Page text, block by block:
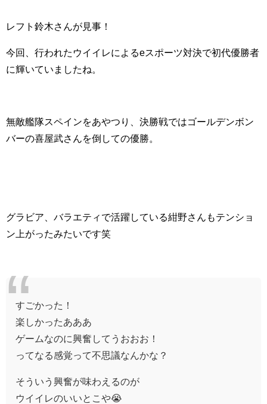
レフト鈴木さんが見事！
今回、行われたウイイレによるeスポーツ対決で初代優勝者
に輝いていましたね。
無敵艦隊スペインをあやつり、決勝戦ではゴールデンボン
バーの喜屋武さんを倒しての優勝。
グラビア、バラエティで活躍している紺野さんもテンショ
ン上がったみたいです笑
すごかった！
楽しかったあああ
ゲームなのに興奮してうおおお！
ってなる感覚って不思議なんかな？
そういう興奮が味わえるのが
ウイイレのいいとこや😭